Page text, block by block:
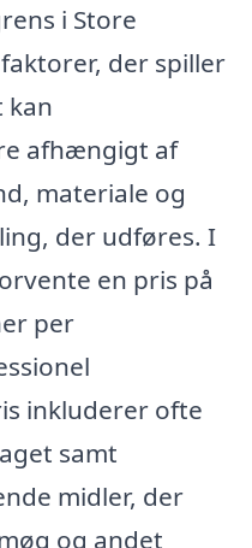
i Store
der spiller
kan
afhængigt af
materiale og
der udføres. I
en pris på
per
inkluderer ofte
samt
midler, der
og andet